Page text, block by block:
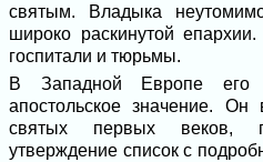
святым. Владыка
широко раскинутой
госпитали и тюрьмы.
В Западной Европе его
апостольское значение. Он
святых первых веков,
утверждение список с